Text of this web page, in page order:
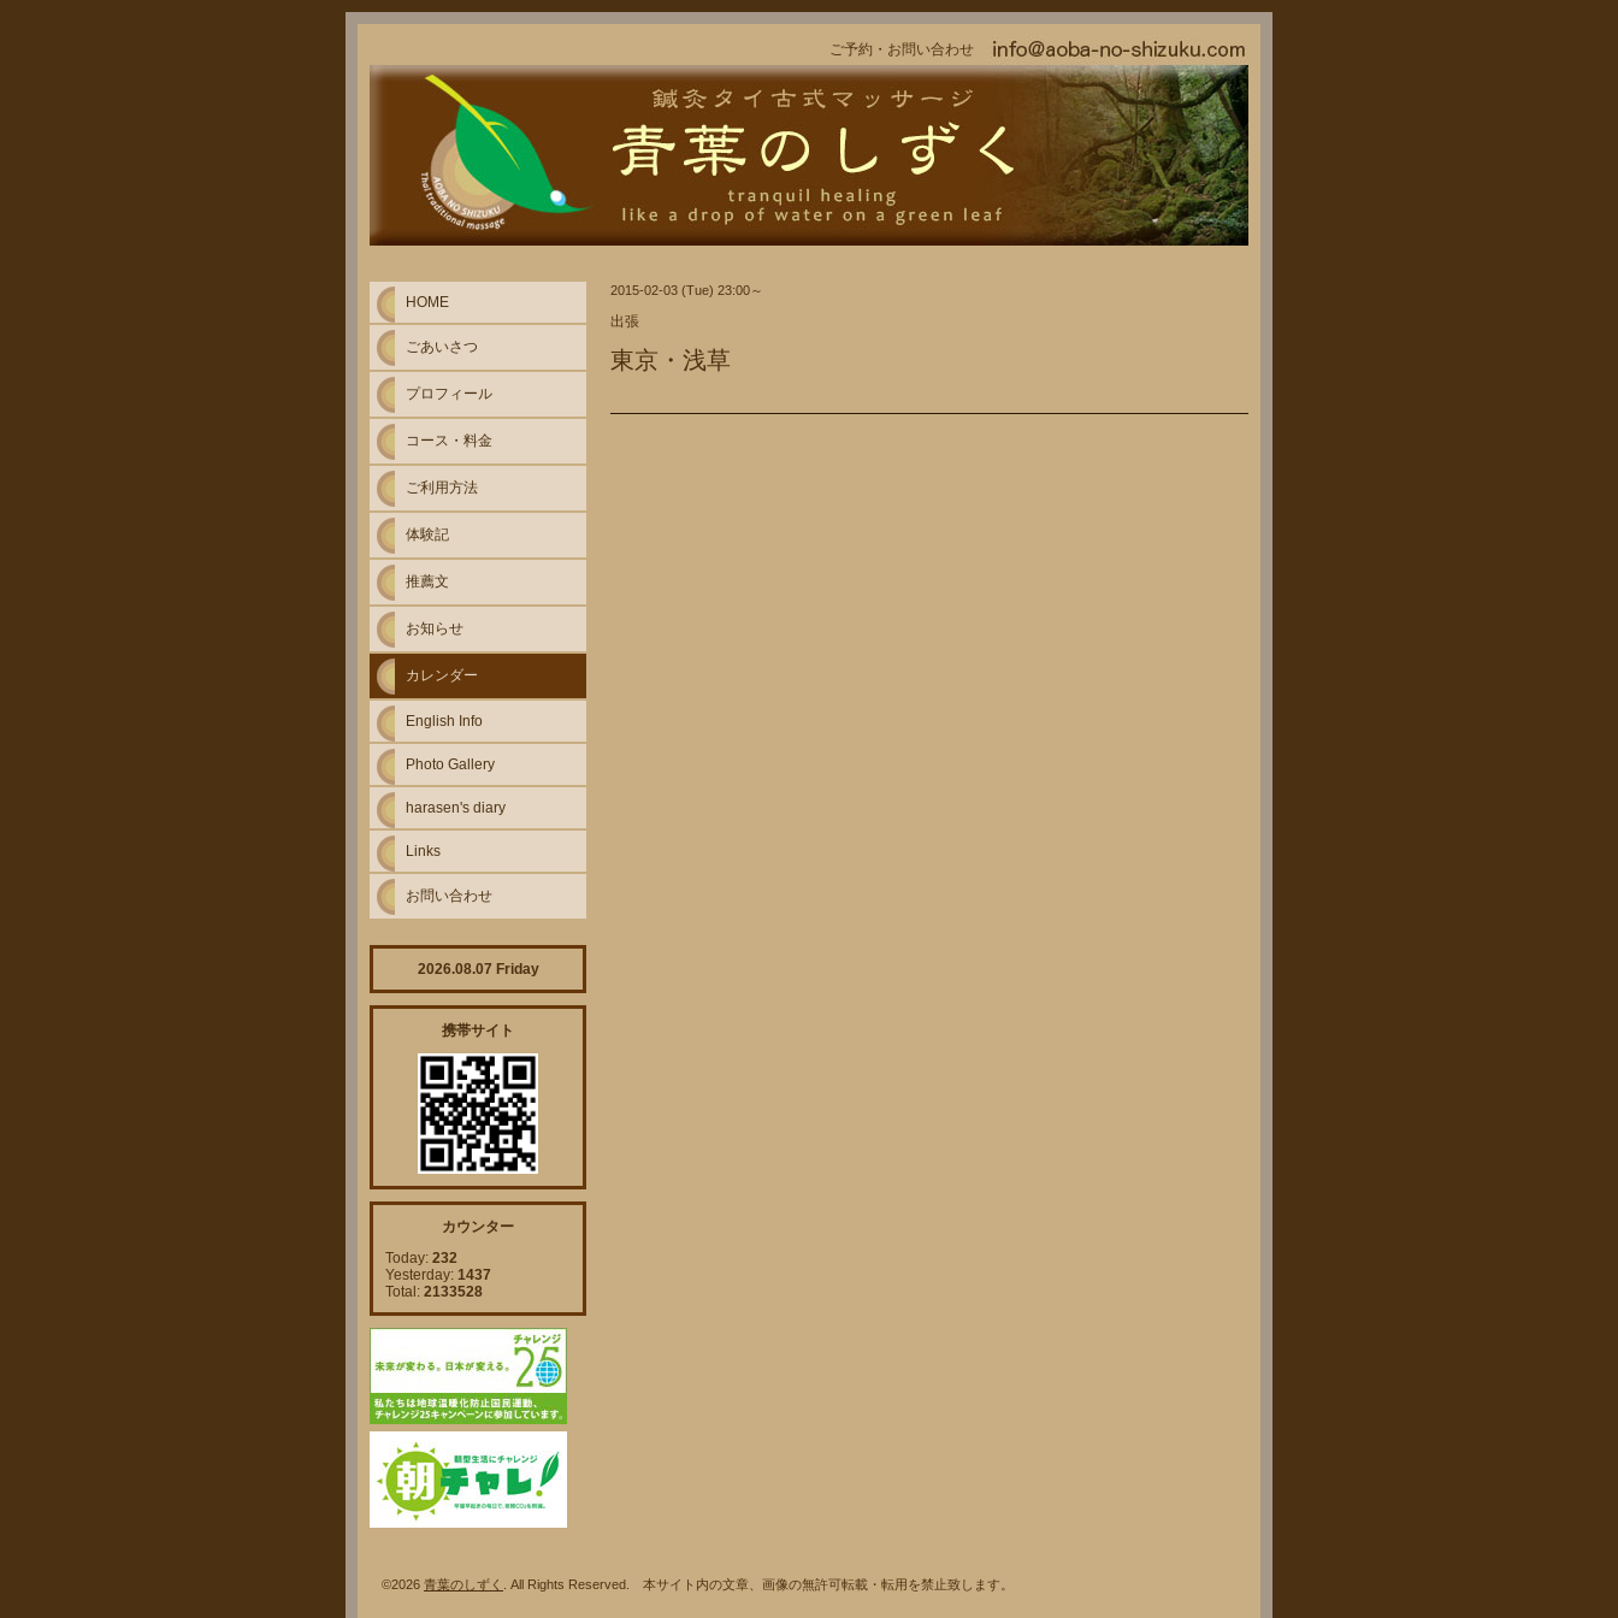
ご予約・お問い合わせ
2015-02-03 (Tue) 23:00～
出張
東京・浅草
HOME
ごあいさつ
プロフィール
コース・料金
ご利用方法
体験記
推薦文
お知らせ
カレンダー
English Info
Photo Gallery
harasen's diary
Links
お問い合わせ
2026.08.07 Friday
携帯サイト
カウンター
Today: 232
Yesterday: 1437
Total: 2133528
©2026 青葉のしずく . All Rights Reserved. 本サイト内の文章、画像の無許可転載・転用を禁止致します。